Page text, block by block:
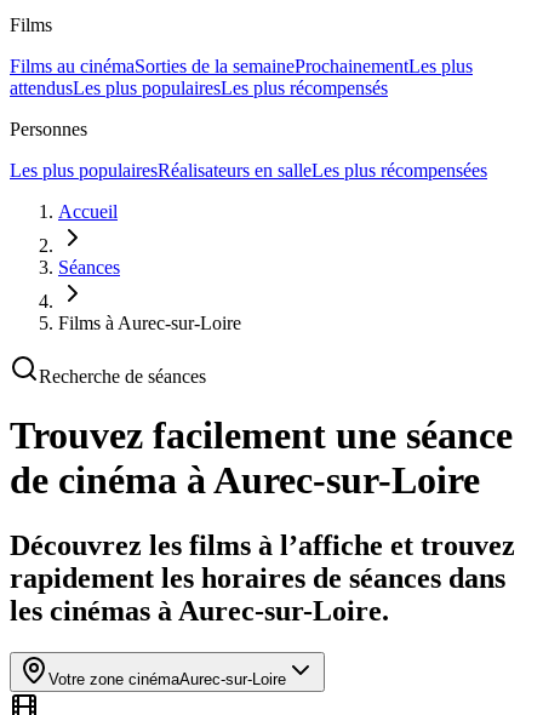
Films
Films au cinémaSorties de la semaineProchainementLes plus
attendusLes plus populairesLes plus récompensés
Personnes
Les plus populairesRéalisateurs en salleLes plus récompensées
Accueil
Séances
Films à Aurec-sur-Loire
Recherche de séances
Trouvez facilement une séance
de cinéma à Aurec-sur-Loire
Découvrez les films à l’affiche et trouvez
rapidement les horaires de séances dans
les cinémas à Aurec-sur-Loire.
Votre zone cinémaAurec-sur-Loire